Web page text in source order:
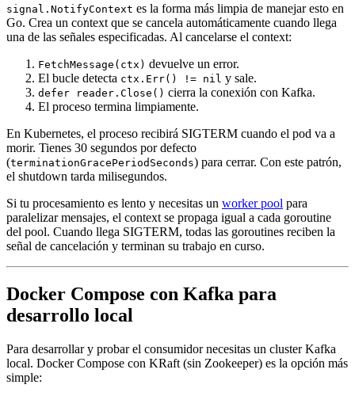
signal.NotifyContext es la forma más limpia de manejar esto en
Go. Crea un context que se cancela automáticamente cuando llega
una de las señales especificadas. Al cancelarse el context:
FetchMessage(ctx) devuelve un error.
El bucle detecta ctx.Err() != nil y sale.
defer reader.Close() cierra la conexión con Kafka.
El proceso termina limpiamente.
En Kubernetes, el proceso recibirá SIGTERM cuando el pod va a
morir. Tienes 30 segundos por defecto
(terminationGracePeriodSeconds) para cerrar. Con este patrón,
el shutdown tarda milisegundos.
Si tu procesamiento es lento y necesitas un worker pool para
paralelizar mensajes, el context se propaga igual a cada goroutine
del pool. Cuando llega SIGTERM, todas las goroutines reciben la
señal de cancelación y terminan su trabajo en curso.
Docker Compose con Kafka para
desarrollo local
Para desarrollar y probar el consumidor necesitas un cluster Kafka
local. Docker Compose con KRaft (sin Zookeeper) es la opción más
simple: